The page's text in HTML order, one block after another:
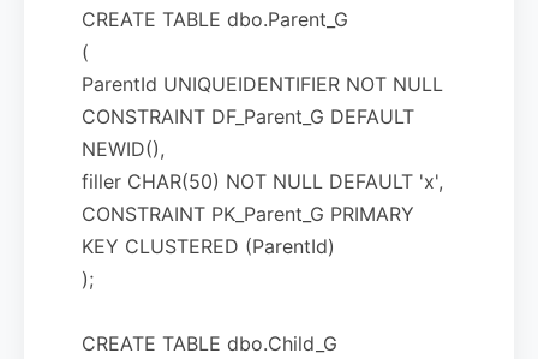
CREATE TABLE dbo.Parent_G
(
ParentId UNIQUEIDENTIFIER NOT NULL
CONSTRAINT DF_Parent_G DEFAULT
NEWID(),
filler CHAR(50) NOT NULL DEFAULT 'x',
CONSTRAINT PK_Parent_G PRIMARY
KEY CLUSTERED (ParentId)
);
CREATE TABLE dbo.Child_G